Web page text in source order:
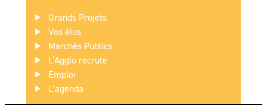
Grands Projets
Vos élus
Marchés Publics
L’Agglo recrute
Emploi
L’agenda